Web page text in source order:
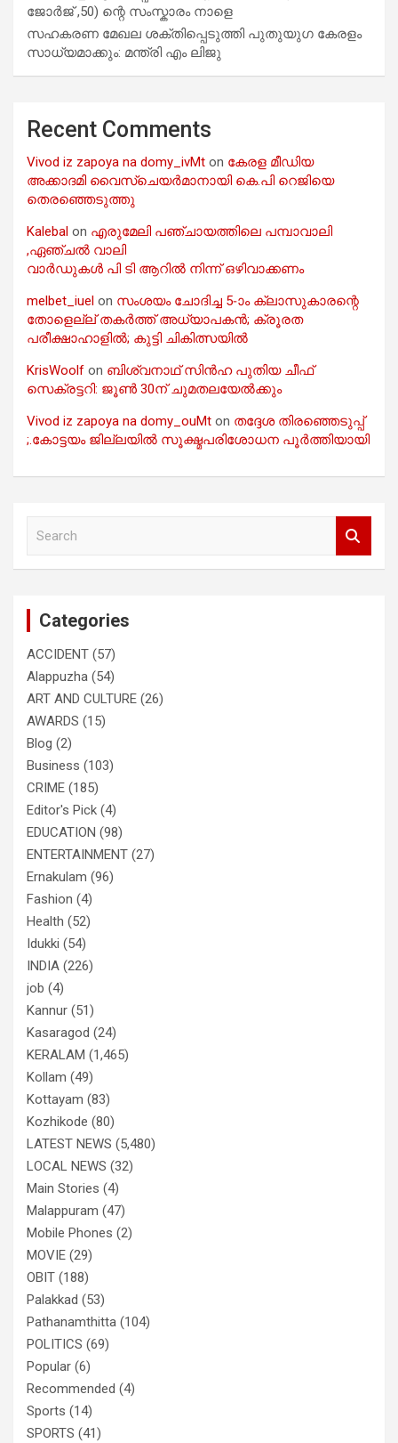
ജോർജ് ,50) ന്റെ സംസ്കാരം നാളെ
സഹകരണ മേഖല ശക്തിപ്പെടുത്തി പുതുയുഗ കേരളം
സാധ്യമാക്കും: മന്ത്രി എം ലിജു
Recent Comments
Vivod iz zapoya na domy_ivMt on കേരള മീഡിയ
അക്കാദമി വൈസ്ചെയർമാനായി കെ.പി റെജിയെ
തെരഞ്ഞെടുത്തു
Kalebal on എരുമേലി പഞ്ചായത്തിലെ പമ്പാവാലി
,ഏഞ്ചൽ വാലി
വാർഡുകൾ പി ടി ആറിൽ നിന്ന് ഒഴിവാക്കണം
melbet_iuel on സംശയം ചോദിച്ച 5-ാം ക്ലാസുകാരന്റെ
തോളെല്ല് തകർത്ത് അധ്യാപകൻ; ക്രൂരത
പരീക്ഷാഹാളിൽ; കുട്ടി ചികിത്സയിൽ
KrisWoolf on ബിശ്വനാഥ് സിൻഹ പുതിയ ചീഫ്
സെക്രട്ടറി: ജൂൺ 30ന് ചുമതലയേൽക്കും
Vivod iz zapoya na domy_ouMt on തദ്ദേശ തിരഞ്ഞെടുപ്പ്
;.കോട്ടയം ജില്ലയിൽ സൂക്ഷ്മപരിശോധന പൂർത്തിയായി
Categories
ACCIDENT (57)
Alappuzha (54)
ART AND CULTURE (26)
AWARDS (15)
Blog (2)
Business (103)
CRIME (185)
Editor's Pick (4)
EDUCATION (98)
ENTERTAINMENT (27)
Ernakulam (96)
Fashion (4)
Health (52)
Idukki (54)
INDIA (226)
job (4)
Kannur (51)
Kasaragod (24)
KERALAM (1,465)
Kollam (49)
Kottayam (83)
Kozhikode (80)
LATEST NEWS (5,480)
LOCAL NEWS (32)
Main Stories (4)
Malappuram (47)
Mobile Phones (2)
MOVIE (29)
OBIT (188)
Palakkad (53)
Pathanamthitta (104)
POLITICS (69)
Popular (6)
Recommended (4)
Sports (14)
SPORTS (41)